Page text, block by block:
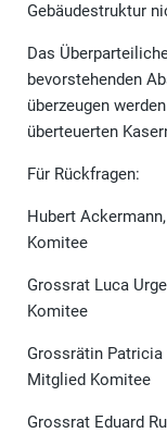
Gebäudestruktur
Das
bevorstehenden
überzeugen
überteuerten
Für Rückfragen:
Hubert
Komitee
Grossrat Luca
Komitee
Grossrätin Patricia
Mitglied
Grossrat Eduard